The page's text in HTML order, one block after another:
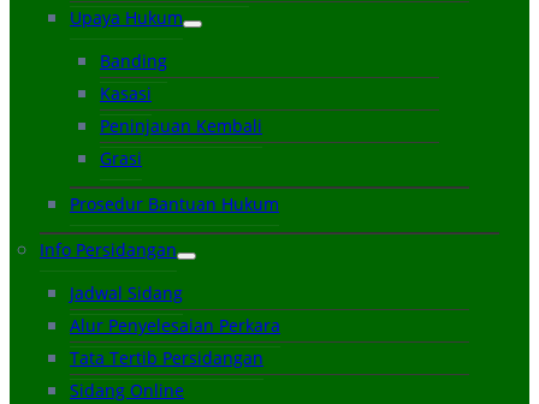
Upaya Hukum
Banding
Kasasi
Peninjauan Kembali
Grasi
Prosedur Bantuan Hukum
Info Persidangan
Jadwal Sidang
Alur Penyelesaian Perkara
Tata Tertib Persidangan
Sidang Online